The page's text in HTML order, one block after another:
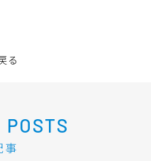
る
POSTS
事